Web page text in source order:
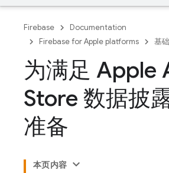
Firebase
Documentation
Firebase for Apple platforms
基
为满足 Apple
Store 数据披
准备
本页内容